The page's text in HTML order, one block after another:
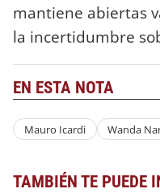
mantiene abiertas
la incertidumbre
EN ESTA NOTA
Mauro Icardi Wanda
TAMBIÉN TE PUEDE